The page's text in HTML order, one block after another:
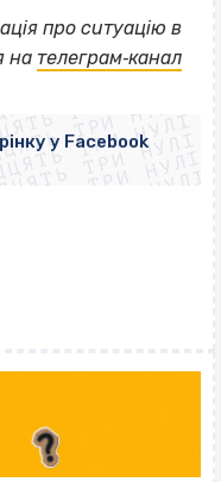
про ситуацію в
на телеграм‐канал
ТРИ НУЛІ
ТРИ НУЛІ
ТРИ НУЛІ
ТРИ НУЛІ
ТРИ НУЛІ
ТРИ НУЛІ
ТРИ НУЛІ
ТРИ НУЛІ
у Facebook